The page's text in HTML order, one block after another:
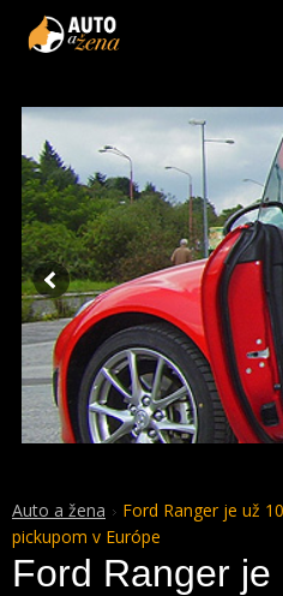
Auto a žena
Ford Ranger je už
pickupom v Európe
Ford Ranger